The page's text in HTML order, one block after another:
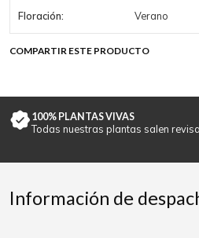
Floración: Verano
COMPARTIR ESTE PRODUCTO
100% PLANTAS VIVAS
Todas nuestras plantas salen
Información de